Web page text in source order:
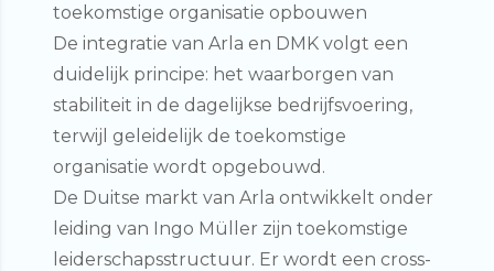
toekomstige organisatie opbouwen
De integratie van Arla en DMK volgt een
duidelijk principe: het waarborgen van
stabiliteit in de dagelijkse bedrijfsvoering,
terwijl geleidelijk de toekomstige
organisatie wordt opgebouwd.
De Duitse markt van Arla ontwikkelt onder
leiding van Ingo Müller zijn toekomstige
leiderschapsstructuur. Er wordt een cross-